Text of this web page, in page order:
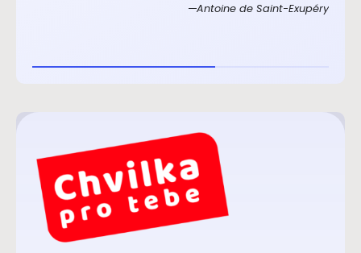
Antoine de Saint-Exupéry